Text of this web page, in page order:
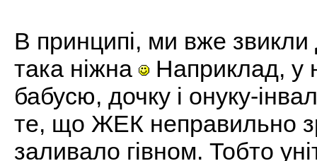
В принципі, ми вже
така ніжна
Наприклад, у
бабусю, дочку і онуку-
те, що ЖЕК неправильно
заливало гівном. Тобто